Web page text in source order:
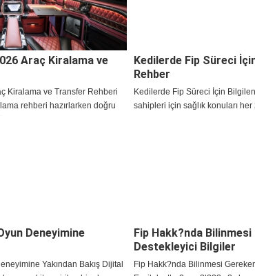
Araç Kiralama ve
Kiralama ve Transfer Rehberi
rehberi hazırlarken doğru
Kedilerde Fip Süreci
Rehber
Kedilerde Fip Süreci İçin
sahipleri için sağlık konuları
Deneyimine
Yakından Bakış Dijital
Fip Hakk?nda
Destekleyici Bilgiler
Fip Hakk?nda Bilinmesi